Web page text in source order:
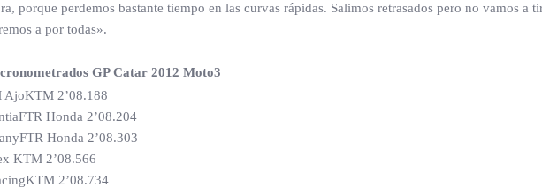
porque perdemos bastante tiempo en las curvas rápidas. Salimos retrasados pero no vamos
a por todas».
GP Catar 2012 Moto3
AjoKTM 2’08.188
Honda 2’08.204
Honda 2’08.303
KTM 2’08.566
2’08.734